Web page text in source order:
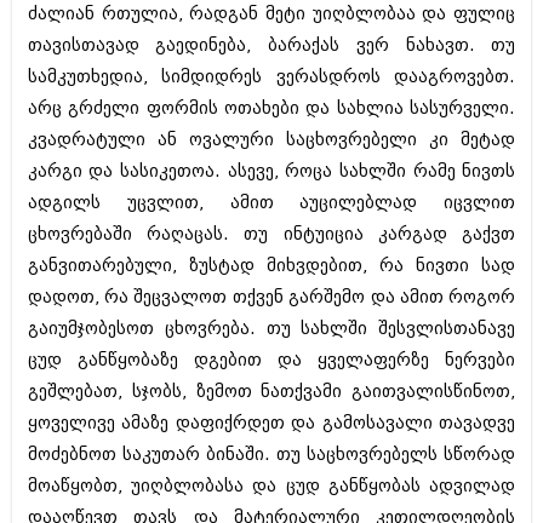
მაისი 2017 (216)
აპრილი 2017 (220)
მარტი 2017 (212)
თებერვალი 2017 (205)
იანვარი 2017 (246)
დეკემბერი 2016 (207)
ნოემბერი 2016 (207)
ოქტომბერი 2016 (257)
სექტემბერი 2016 (224)
აგვისტო 2016 (258)
ივლისი 2016 (211)
მაისი 2016 (261)
აპრილი 2016 (215)
მარტი 2016 (200)
თებერვალი 2016 (250)
იანვარი 2016 (206)
დეკემბერი 2015 (207)
ნოემბერი 2015 (264)
ოქტომბერი 2015 (204)
სექტემბერი 2015 (215)
ძალიან რთულია, რადგან მეტი უიღბლობაა და ფულიც
თავისთავად გაედინება, ბარაქას ვერ ნახავთ. თუ
სამკუთხედია, სიმდიდრეს ვერასდროს დააგროვებთ.
არც გრძელი ფორმის ოთახები და სახლია სასურველი.
კვადრატული ან ოვალური საცხოვრებელი კი მეტად
კარგი და სასიკეთოა. ასევე, როცა სახლში რამე ნივთს
ადგილს უცვლით, ამით აუცილებლად იცვლით
ცხოვრებაში რაღაცას. თუ ინტუიცია კარგად გაქვთ
განვითარებული, ზუსტად მიხვდებით, რა ნივთი სად
დადოთ, რა შეცვალოთ თქვენ გარშემო და ამით როგორ
გაიუმჯობესოთ ცხოვრება. თუ სახლში შესვლისთანავე
ცუდ განწყობაზე დგებით და ყველაფერზე ნერვები
გეშლებათ, სჯობს, ზემოთ ნათქვამი გაითვალისწინოთ,
ყოველივე ამაზე დაფიქრდეთ და გამოსავალი თავადვე
მოძებნოთ საკუთარ ბინაში. თუ საცხოვრებელს სწორად
მოაწყობთ, უიღბლობასა და ცუდ განწყობას ადვილად
დააღწევთ თავს და მატერიალური კეთილდღეობის